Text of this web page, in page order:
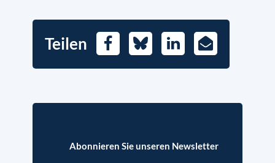
Teilen FacebookBlueskyLinkedIn
E-
Mail
Abonnieren Sie unseren Newsletter